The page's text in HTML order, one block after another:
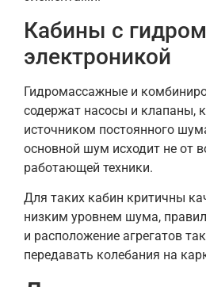
Кабины с
электроникой
Гидромассажные и
содержат насосы и клапаны,
источником постоянного
основной шум исходит не от
работающей техники.
Для таких кабин критичны
низким уровнем шума,
и расположение агрегатов
передавать колебания на